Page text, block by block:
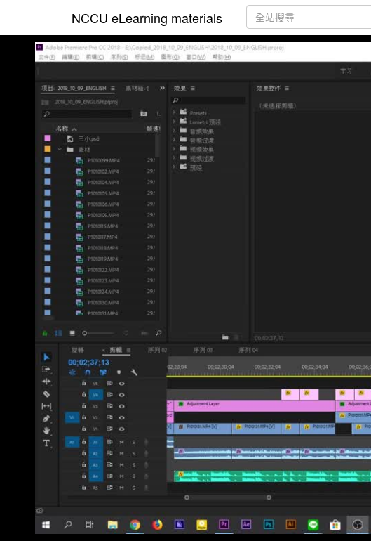
NCCU eLearning materials